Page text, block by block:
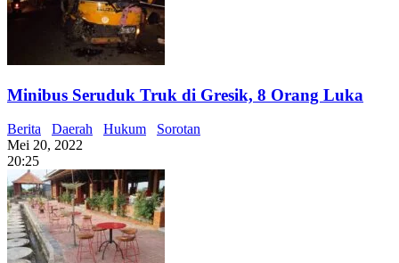
Minibus Seruduk Truk di Gresik, 8 Orang Luka
Berita Daerah Hukum
Sorotan
Mei 20, 2022
20:25